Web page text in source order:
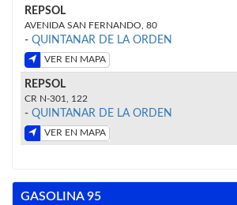
REPSOL
AVENIDA SAN FERNANDO, 80
- QUINTANAR DE LA ORDEN
VER EN MAPA
REPSOL
CR N-301, 122
- QUINTANAR DE LA ORDEN
VER EN MAPA
GASOLINA 95